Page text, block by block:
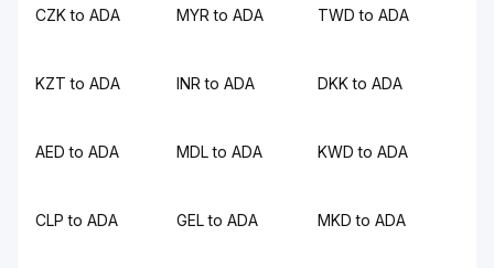
CZK to ADA MYR to ADA TWD to ADA
KZT to ADA INR to ADA DKK to ADA
AED to ADA MDL to ADA KWD to ADA
CLP to ADA GEL to ADA MKD to ADA